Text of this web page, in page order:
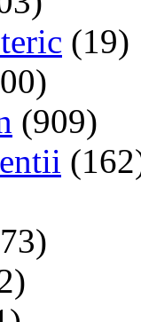
(19)
(909)